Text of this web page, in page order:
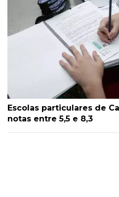
Escolas particulares de
notas entre 5,5 e 8,3